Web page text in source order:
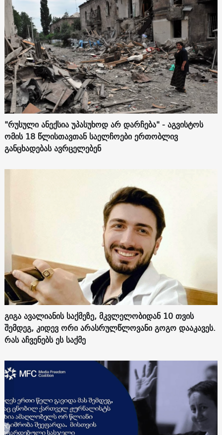
"რუსული ანექსია უპასუხოდ არ დარჩება" - აგვისტოს
ომის 18 წლისთავთან საელჩოები ერთობლივ
განცხადებას ავრცელებენ
გიგა ავალიანის საქმეზე, მკვლელობიდან 10 თვის
შემდეგ, კიდევ ორი არასრულწლოვანი გოგო დააკავეს.
რას აჩვენებს ეს საქმე